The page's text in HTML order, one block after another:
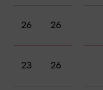
26
26
26
23